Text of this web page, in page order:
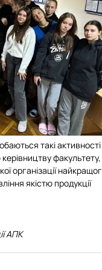
такі активності
факультету,
організації
якістю продукції
АПК